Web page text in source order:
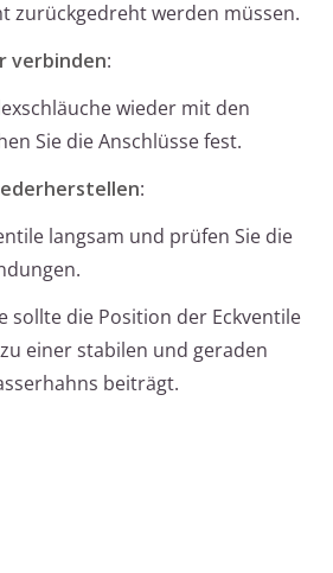
zurückgedreht werden müssen.
verbinden:
wieder mit den
Sie die Anschlüsse fest.
:
langsam und prüfen Sie die
sollte die Position der Eckventile
einer stabilen und geraden
beiträgt.